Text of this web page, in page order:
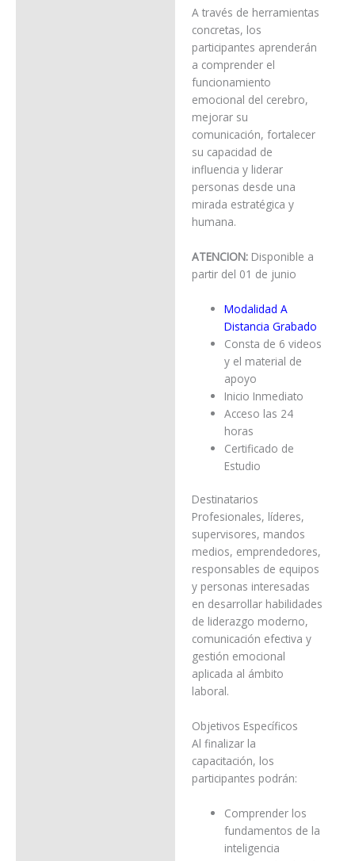
A través de herramientas
concretas, los
participantes aprenderán
a comprender el
funcionamiento
emocional del cerebro,
mejorar su
comunicación, fortalecer
su capacidad de
influencia y liderar
personas desde una
mirada estratégica y
humana.
ATENCION:Disponible a
partir del 01 de junio
Modalidad A
Distancia Grabado
Consta de 6 videos
y el material de
apoyo
Inicio Inmediato
Acceso las 24
horas
Certificado de
Estudio
Destinatarios
Profesionales, líderes,
supervisores, mandos
medios, emprendedores,
responsables de equipos
y personas interesadas
en desarrollar habilidades
de liderazgo moderno,
comunicación efectiva y
gestión emocional
aplicada al ámbito
laboral.
Objetivos Específicos
Al finalizar la
capacitación, los
participantes podrán:
Comprender los
fundamentos de la
inteligencia